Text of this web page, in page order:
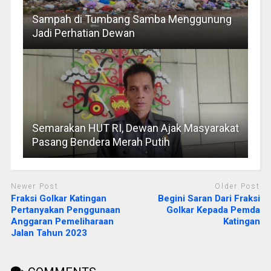
Sampah di Tumbang Samba Menggunung
Jadi Perhatian Dewan
Semarakan HUT RI, Dewan Ajak Masyarakat
Pasang Bendera Merah Putih
Newer Post
Fraksi Golkar Katingan
Pertanyakan Penggunaan
Anggaran Pemeliharaan
Jalan Tahun 2023
Older Post
Begini Saran Dari Fraksi
Golkar Kepada Pemda
Katingan